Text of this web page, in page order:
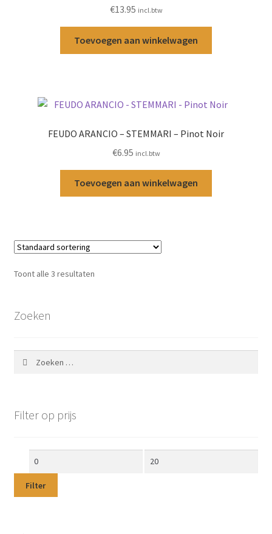
€13.95 incl.btw
Toevoegen aan winkelwagen
FEUDO ARANCIO – STEMMARI – Pinot Noir
€6.95 incl.btw
Toevoegen aan winkelwagen
Toont alle 3 resultaten
Zoeken
Filter op prijs
Min.
Max.
Filter